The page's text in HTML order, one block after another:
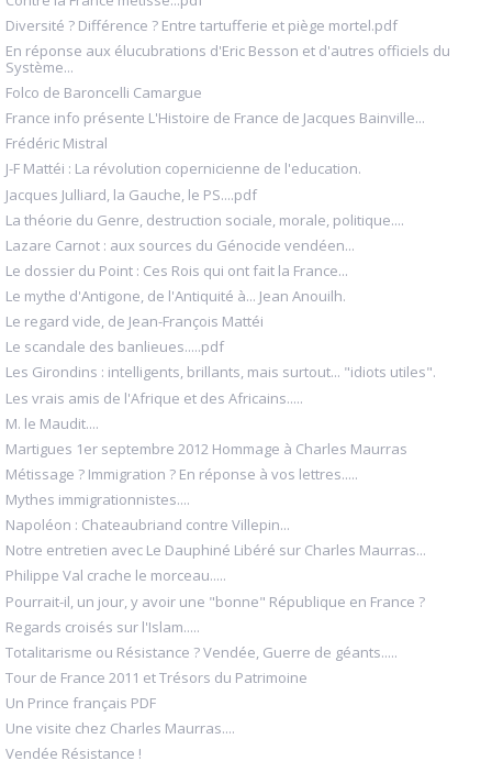
Diversité ? Différence ? Entre tartufferie et piège mortel.pdf
En réponse aux élucubrations d'Eric Besson et d'autres officiels du
Système...
Folco de Baroncelli Camargue
France info présente L'Histoire de France de Jacques Bainville...
Frédéric Mistral
J-F Mattéi : La révolution copernicienne de l'education.
Jacques Julliard, la Gauche, le PS....pdf
La théorie du Genre, destruction sociale, morale, politique....
Lazare Carnot : aux sources du Génocide vendéen...
Le dossier du Point : Ces Rois qui ont fait la France...
Le mythe d'Antigone, de l'Antiquité à... Jean Anouilh.
Le regard vide, de Jean-François Mattéi
Le scandale des banlieues.....pdf
Les Girondins : intelligents, brillants, mais surtout... "idiots utiles".
Les vrais amis de l'Afrique et des Africains.....
M. le Maudit....
Martigues 1er septembre 2012 Hommage à Charles Maurras
Métissage ? Immigration ? En réponse à vos lettres.....
Mythes immigrationnistes....
Napoléon : Chateaubriand contre Villepin...
Notre entretien avec Le Dauphiné Libéré sur Charles Maurras...
Philippe Val crache le morceau.....
Pourrait-il, un jour, y avoir une "bonne" République en France ?
Regards croisés sur l'Islam.....
Totalitarisme ou Résistance ? Vendée, Guerre de géants.....
Tour de France 2011 et Trésors du Patrimoine
Un Prince français PDF
Une visite chez Charles Maurras....
Vendée Résistance !